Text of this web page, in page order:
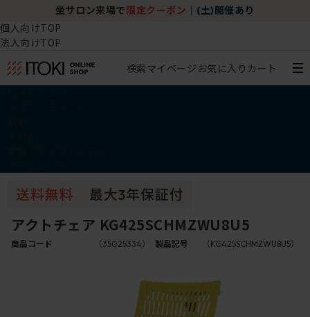
坐サロン来場で 限定クーポン (土)開催あり
個人向けTOP
法人向けTOP
検索マイページ お気に入り カート
アクトチェア KG425SCHMZWU8U5
商品コード （35025334） 製品記号 （KG425SCHMZWU8U5）